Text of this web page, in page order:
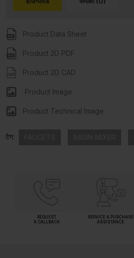
Product Data Sheet
Product 2D PDF
Product 2D CAD
Product Image
Product Technical Image
टैग:
REQUEST
A CALLBACK
SERVICE & PURCHASE
ASSISTANCE